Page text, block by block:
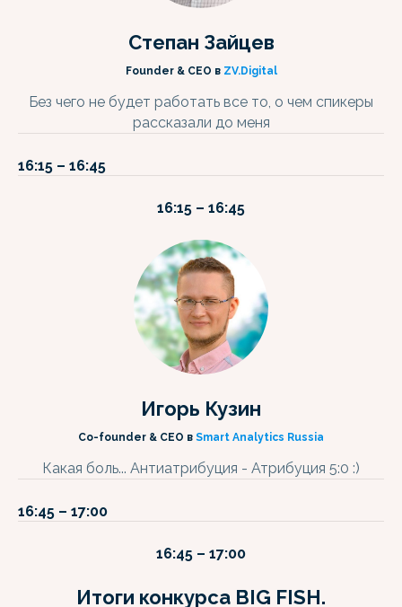
Степан Зайцев
Founder & CEO в ZV.Digital
Без чего не будет работать все то, о чем спикеры
рассказали до меня
16:15 – 16:45
16:15 – 16:45
Игорь Кузин
Co-founder & CEO в Smart Analytics Russia
Какая боль... Антиатрибуция - Атрибуция 5:0 :)
16:45 – 17:00
16:45 – 17:00
Итоги конкурса BIG FISH.